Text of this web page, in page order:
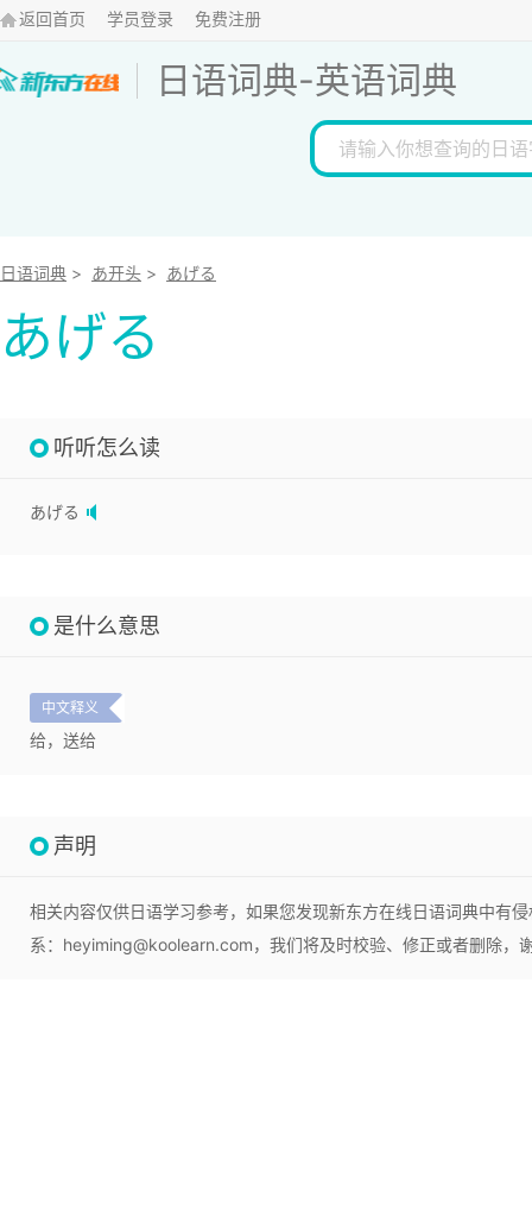
返回首页 学员登录 免费注册
日语词典-英语词典
日语词典 > あ开头 > あげる
あげる
听听怎么读
あげる
是什么意思
中文释义
给，送给
声明
相关内容仅供日语学习参考，如果您发现新东方在线日语词典中有
系：heyiming@koolearn.com，我们将及时校验、修正或者删除，